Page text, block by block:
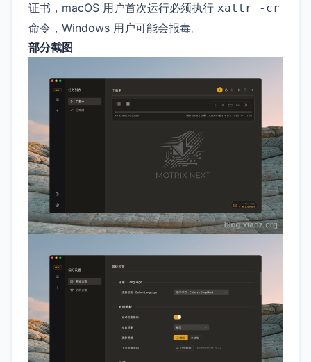
证书，macOS 用户首次运行必须执行 xattr -cr
命令，Windows 用户可能会报毒。
部分截图